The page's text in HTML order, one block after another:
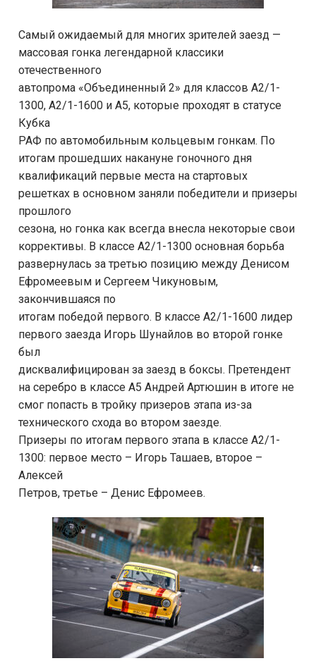
Самый ожидаемый для многих зрителей заезд —
массовая гонка легендарной классики
отечественного
автопрома «Объединенный 2» для классов А2/1-
1300, А2/1-1600 и А5, которые проходят в статусе
Кубка
РАФ по автомобильным кольцевым гонкам. По
итогам прошедших накануне гоночного дня
квалификаций первые места на стартовых
решетках в основном заняли победители и призеры
прошлого
сезона, но гонка как всегда внесла некоторые свои
коррективы. В классе А2/1-1300 основная борьба
развернулась за третью позицию между Денисом
Ефромеевым и Сергеем Чикуновым,
закончившаяся по
итогам победой первого. В классе А2/1-1600 лидер
первого заезда Игорь Шунайлов во второй гонке
был
дисквалифицирован за заезд в боксы. Претендент
на серебро в классе А5 Андрей Артюшин в итоге не
смог попасть в тройку призеров этапа из-за
технического схода во втором заезде.
Призеры по итогам первого этапа в классе А2/1-
1300: первое место – Игорь Ташаев, второе –
Алексей
Петров, третье – Денис Ефромеев.